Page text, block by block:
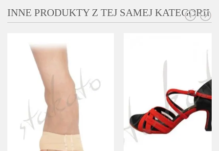
INNE PRODUKTY Z TEJ SAMEJ KATEGORII